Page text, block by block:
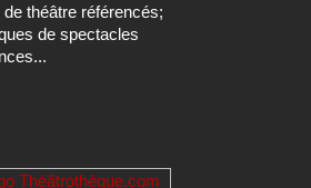
théâtre référencés;
de spectacles